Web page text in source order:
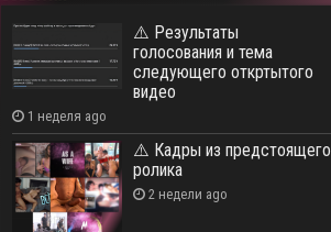
⚠️ Результаты
голосования и тема
следующего откртытого
видео
1 неделя ago
⚠️ Кадры из предстоящего
ролика
2 недели ago